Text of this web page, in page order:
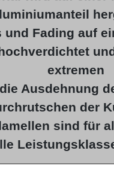
und Fading auf
extremen
Ausdehnung
der
sind für